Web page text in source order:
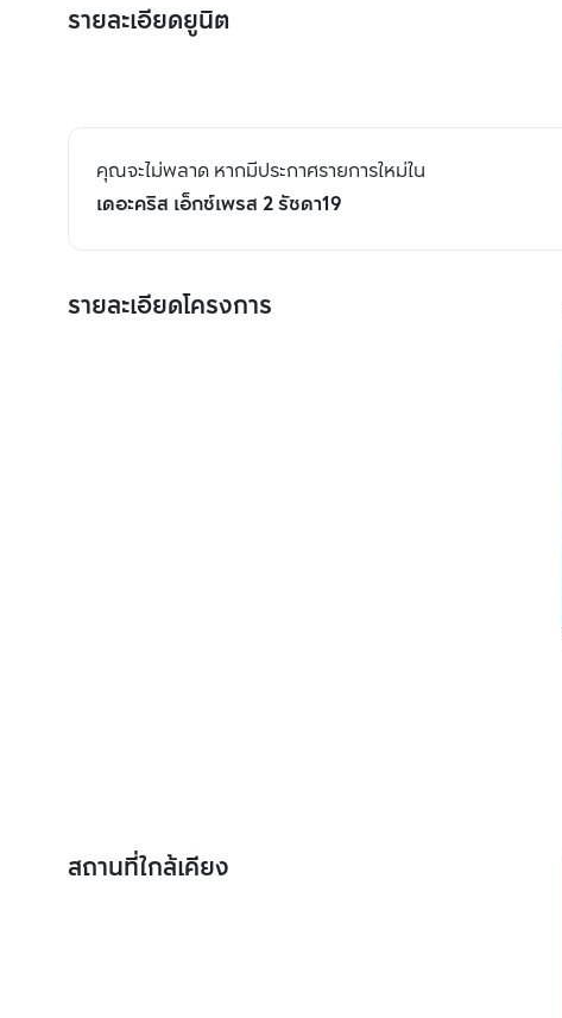
รายละเอียดยูนิต
คุณจะไม่พลาด หากมีประกาศรายการใหม่ใน
เดอะคริส เอ็กซ์เพรส 2 รัชดา19
รายละเอียดโครงการ
สถานที่ใกล้เคียง